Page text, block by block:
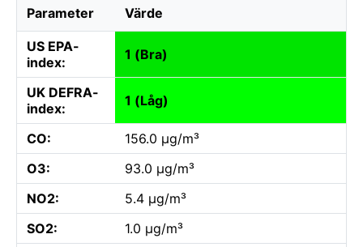
Parameter Värde
US EPA-
index:
1 (Bra)
UK DEFRA-
index:
1 (Låg)
CO:
156.0 µg/m³
O3:
93.0 µg/m³
NO2:
5.4 µg/m³
SO2:
1.0 µg/m³